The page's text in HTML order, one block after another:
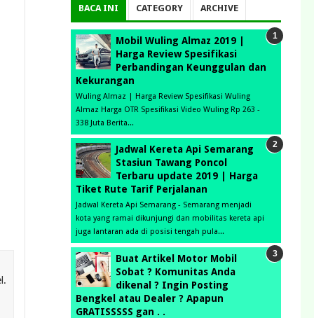
BACA INI CATEGORY ARCHIVE
Mobil Wuling Almaz 2019 |
Harga Review Spesifikasi
Perbandingan Keunggulan dan
Kekurangan
Wuling Almaz | Harga Review Spesifikasi Wuling
Almaz Harga OTR Spesifikasi Video Wuling Rp 263 -
338 Juta Berita...
Jadwal Kereta Api Semarang
Stasiun Tawang Poncol
Terbaru update 2019 | Harga
Tiket Rute Tarif Perjalanan
Jadwal Kereta Api Semarang - Semarang menjadi
kota yang ramai dikunjungi dan mobilitas kereta api
juga lantaran ada di posisi tengah pula...
Buat Artikel Motor Mobil
Sobat ? Komunitas Anda
dikenal ? Ingin Posting
Bengkel atau Dealer ? Apapun
GRATISSSSS gan . .